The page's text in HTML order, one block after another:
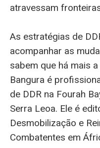
atravessam
As estratégias de
acompanhar as
sabem que há mais
Bangura é
de DDR na Fourah
Serra Leoa. Ele é
Desmobilização e
Combatentes em